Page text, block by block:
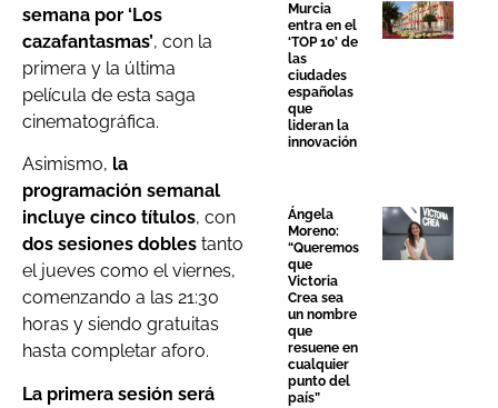
semana por ‘Los
cazafantasmas’, con la
primera y la última
película de esta saga
cinematográfica.
Asimismo, la
programación semanal
incluye cinco títulos, con
dos sesiones dobles tanto
el jueves como el viernes,
comenzando a las 21:30
horas y siendo gratuitas
hasta completar aforo.
La primera sesión será
Murcia
entra en el
‘TOP 10’ de
las
ciudades
españolas
que
lideran la
innovación
Ángela
Moreno:
“Queremos
que
Victoria
Crea sea
un nombre
que
resuene en
cualquier
punto del
país”